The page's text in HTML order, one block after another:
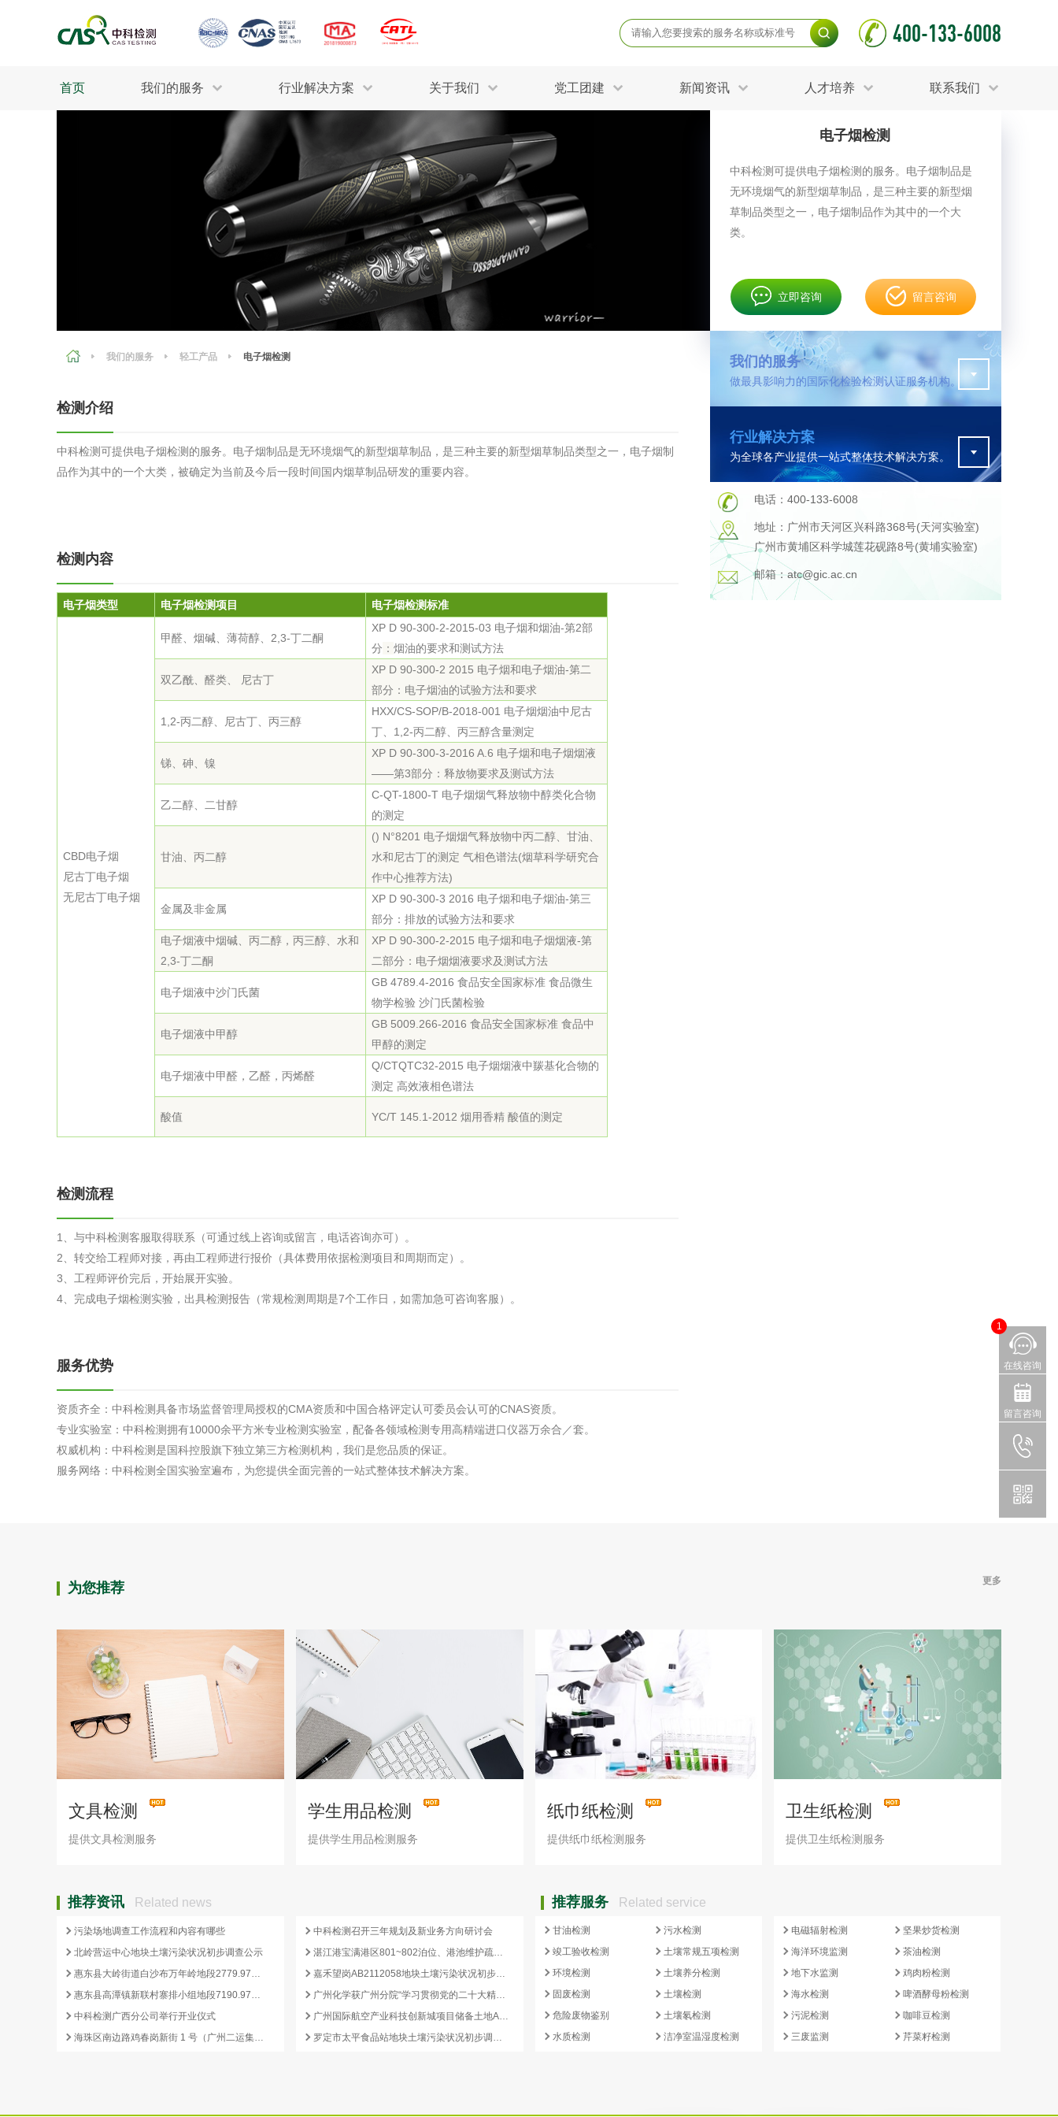
400-133-6008
首页 我们的服务 行业解决方案 关于我们 党工团建 新闻资讯 人才培养 联系我们
农副产品
专项服务
检测服务
土壤检测 土壤氡检测 土壤养分检测
污水检测 三废监测 更多
评估调查
更多
环保工程
在线咨询 在线咨询
行业解决方案
INDUSTRY SOLUTIONS
为全球各产业提供一站式
整体技术解决方案。
固废危废鉴定
土壤场地调查
病毒杀灭试验
防护产品检测
运动场地检测
涉水产品检测
食品接触材料检测
可靠性测试
化妆品检测
水资源检测
毒理检测
光伏检测
电子烟检测
中科检测可提供电子烟检测的服务。电子烟制品是
无环境烟气的新型烟草制品，是三种主要的新型烟
草制品类型之一，电子烟制品作为其中的一个大
类。
立即咨询 留言咨询
我们的服务 轻工产品 电子烟检测
检测介绍
中科检测可提供电子烟检测的服务。电子烟制品是无环境烟气的新型烟草制品，是三种主要的新型烟草制品类型之一，电子烟制
品作为其中的一个大类，被确定为当前及今后一段时间国内烟草制品研发的重要内容。
检测内容
电子烟类型 电子烟检测项目 电子烟检测标准
CBD电子烟
尼古丁电子烟
无尼古丁电子烟
甲醛、烟碱、薄荷醇、2,3-丁二酮
XP D 90-300-2-2015-03 电子烟和烟油-第2部
分 ：烟油的要求和测试方法
双乙酰、醛类、 尼古丁
XP D 90-300-2 2015 电子烟和电子烟油-第二
部分：电子烟油的试验方法和要求
1,2-丙二醇、尼古丁、丙三醇
HXX/CS-SOP/B-2018-001 电子烟烟油中尼古
丁、1,2-丙二醇、丙三醇含量测定
锑、砷、镍
XP D 90-300-3-2016 A.6 电子烟和电子烟烟液
——第3部分：释放物要求及测试方法
乙二醇、二甘醇
C-QT-1800-T 电子烟烟气释放物中醇类化合物
的测定
甘油、丙二醇
() N°8201 电子烟烟气释放物中丙二醇、甘油、
水和尼古丁的测定 气相色谱法(烟草科学研究合
作中心推荐方法)
金属及非金属
XP D 90-300-3 2016 电子烟和电子烟油-第三
部分：排放的试验方法和要求
电子烟液中烟碱、丙二醇，丙三醇、水和
2,3-丁二酮
XP D 90-300-2-2015 电子烟和电子烟烟液-第
二部分：电子烟烟液要求及测试方法
电子烟液中沙门氏菌
GB 4789.4-2016 食品安全国家标准 食品微生
物学检验 沙门氏菌检验
电子烟液中甲醇
GB 5009.266-2016 食品安全国家标准 食品中
甲醇的测定
电子烟液中甲醛，乙醛，丙烯醛
Q/CTQTC32-2015 电子烟烟液中羰基化合物的
测定 高效液相色谱法
酸值 YC/T 145.1-2012 烟用香精 酸值的测定
检测流程
1、与中科检测客服取得联系（可通过线上咨询或留言，电话咨询亦可）。
2、转交给工程师对接，再由工程师进行报价（具体费用依据检测项目和周期而定）。
3、工程师评价完后，开始展开实验。
4、完成电子烟检测实验，出具检测报告（常规检测周期是7个工作日，如需加急可咨询客服）。
服务优势
资质齐全：中科检测具备市场监督管理局授权的CMA资质和中国合格评定认可委员会认可的CNAS资质。
专业实验室：中科检测拥有10000余平方米专业检测实验室，配备各领域检测专用高精端进口仪器万余合／套。
权威机构：中科检测是国科控股旗下独立第三方检测机构，我们是您品质的保证。
服务网络：中科检测全国实验室遍布，为您提供全面完善的一站式整体技术解决方案。
我们的服务
做最具影响力的国际化检验检测认证服务机构。
行业解决方案
为全球各产业提供一站式整体技术解决方案。
电话：400-133-6008
地址：广州市天河区兴科路368号(天河实验室)
广州市黄埔区科学城莲花砚路8号(黄埔实验室)
邮箱：atc@gic.ac.cn
为您推荐 更多
文具检测
提供文具检测服务
学生用品检测
提供学生用品检测服务
纸巾纸检测
提供纸巾纸检测服务
卫生纸检测
提供卫生纸检测服务
推荐资讯 Related news 推荐服务 Related service
污染场地调查工作流程和内容有哪些
北岭营运中心地块土壤污染状况初步调查公示
惠东县大岭街道白沙布万年岭地段2779.97平方米国有建设用地土壤污染状况初步调查报告公示
惠东县高潭镇新联村寨排小组地段7190.97平方米国有建设用地土壤污染状况初步调查报告公示
中科检测广西分公司举行开业仪式
海珠区南边路鸡春岗新街 1 号（广州二运集团有限公司）地块土壤污染状况初步调查报告公示
中科检测召开三年规划及新业务方向研讨会
湛江港宝满港区801~802泊位、港池维护疏浚工程环境影响评价第二次公示
嘉禾望岗AB2112058地块土壤污染状况初步调查报告公示
广州化学获广州分院“学习贯彻党的二十大精神知识竞赛”一等奖
广州国际航空产业科技创新城项目储备土地AB2909029、AB2909005地块土壤污染状况初步调查报告公示
罗定市太平食品站地块土壤污染状况初步调查报告公示
甘油检测
竣工验收检测
环境检测
固废检测
危险废物鉴别
水质检测
污水检测
土壤常规五项检测
土壤养分检测
土壤检测
土壤氡检测
洁净室温湿度检测
电磁辐射检测
海洋环境监测
地下水监测
海水检测
污泥检测
三废监测
坚果炒货检测
茶油检测
鸡肉粉检测
啤酒酵母粉检测
咖啡豆检测
芹菜籽检测
在线咨询
1
留言咨询